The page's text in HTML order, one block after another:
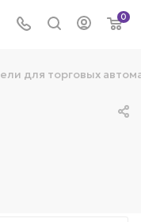
0
для торговых